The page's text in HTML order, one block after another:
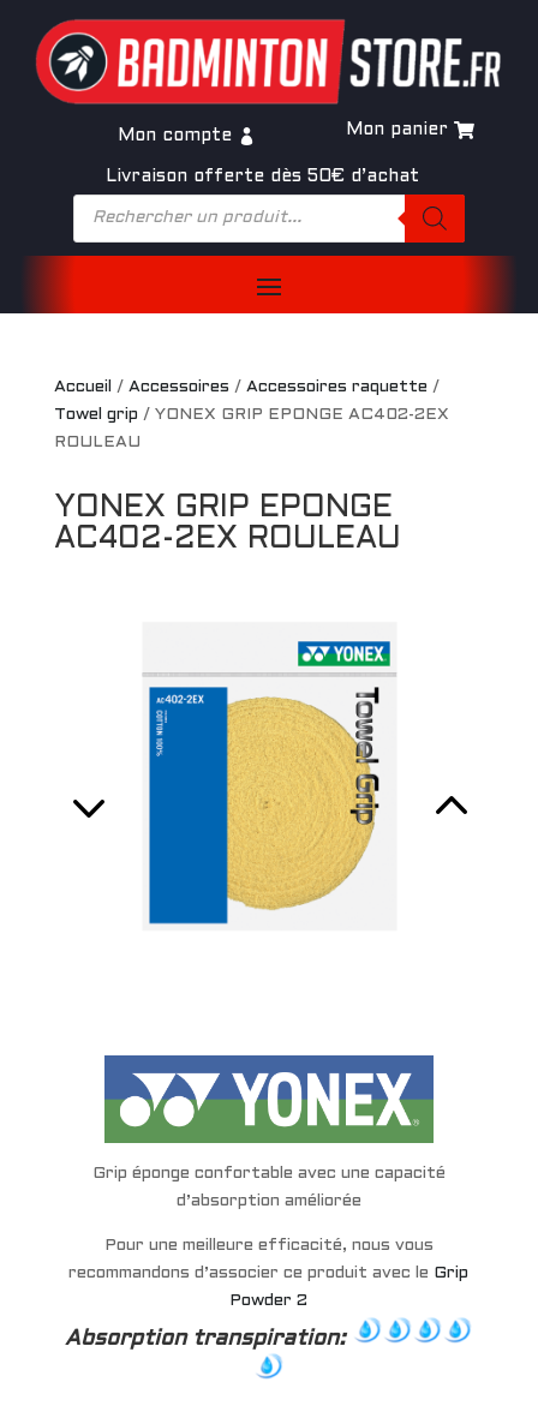
Mon compte Mon panier
Livraison offerte dès 50€ d’achat
Recherche
Accueil / Accessoires / Accessoires raquette /
Towel grip / YONEX GRIP EPONGE AC402-2EX
ROULEAU
YONEX GRIP EPONGE
AC402-2EX ROULEAU
Grip éponge confortable avec une capacité
d’absorption améliorée
Pour une meilleure efficacité, nous vous
recommandons d’associer ce produit avec le Grip
Powder 2
Absorption transpiration: